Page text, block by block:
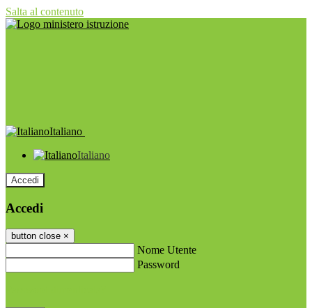
Salta al contenuto
Italiano
Italiano
Accedi
Accedi
button close ×
Nome Utente
Password